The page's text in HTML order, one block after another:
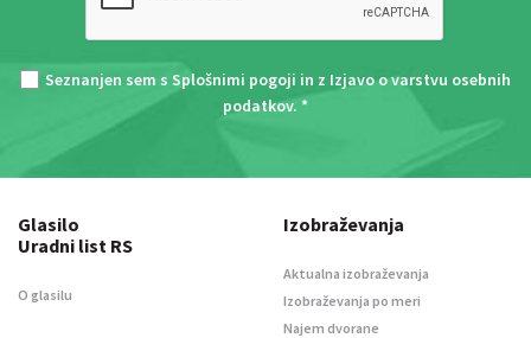
Seznanjen sem s Splošnimi pogoji in z Izjavo o varstvu osebnih
podatkov. *
Glasilo
Uradni list RS
O glasilu
Izobraževanja
Aktualna izobraževanja
Izobraževanja po meri
Najem dvorane